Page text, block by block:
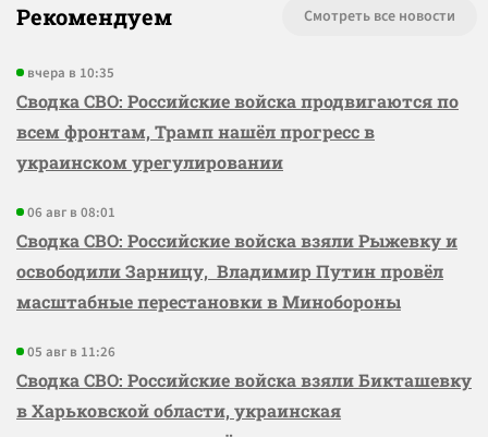
Рекомендуем Смотреть все новости
вчера в 10:35
Сводка СВО: Российские войска продвигаются по
всем фронтам, Трамп нашёл прогресс в
украинском урегулировании
06 авг в 08:01
Сводка СВО: Российские войска взяли Рыжевку и
освободили Зарницу, Владимир Путин провёл
масштабные перестановки в Минобороны
05 авг в 11:26
Сводка СВО: Российские войска взяли Бикташевку
в Харьковской области, украинская